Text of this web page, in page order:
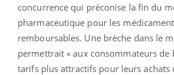
concurrence qui préconise la fin du
pharmaceutique pour les
remboursables. Une brèche dans le
permettrait « aux consommateurs de
tarifs plus attractifs pour leurs achats